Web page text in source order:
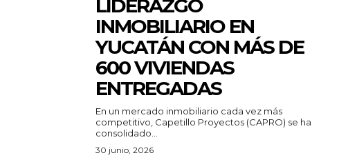
LIDERAZGO
INMOBILIARIO EN
YUCATÁN CON MÁS DE
600 VIVIENDAS
ENTREGADAS
En un mercado inmobiliario cada vez más
competitivo, Capetillo Proyectos (CAPRO) se ha
consolidado...
30 junio, 2026